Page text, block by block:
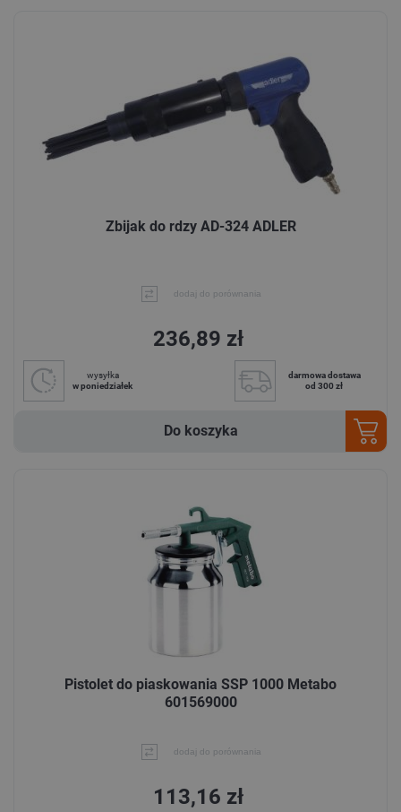
Zbijak do rdzy AD-324 ADLER
dodaj do porównania
236,89 zł
wysyłka
w poniedziałek
darmowa dostawa
od 300 zł
Do koszyka
Pistolet do piaskowania SSP 1000 Metabo
601569000
dodaj do porównania
113,16 zł